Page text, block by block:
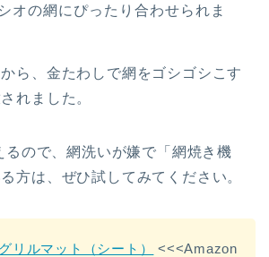
オの網にぴったり合わせられま
ら、金たわしで網をゴシゴシこす
れました。
るので、網洗いが嫌で「網焼き機
方は、ぜひ試してみてください。
リルマット（シート）
<<<Amazon